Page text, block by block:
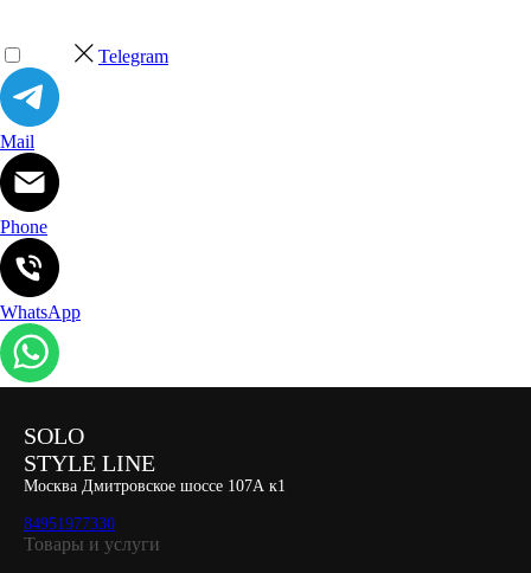
Telegram
Mail
Phone
WhatsApp
SOLO
STYLE LINE
Москва Дмитровское шоссе 107А к1
84951977330
Товары и услуги